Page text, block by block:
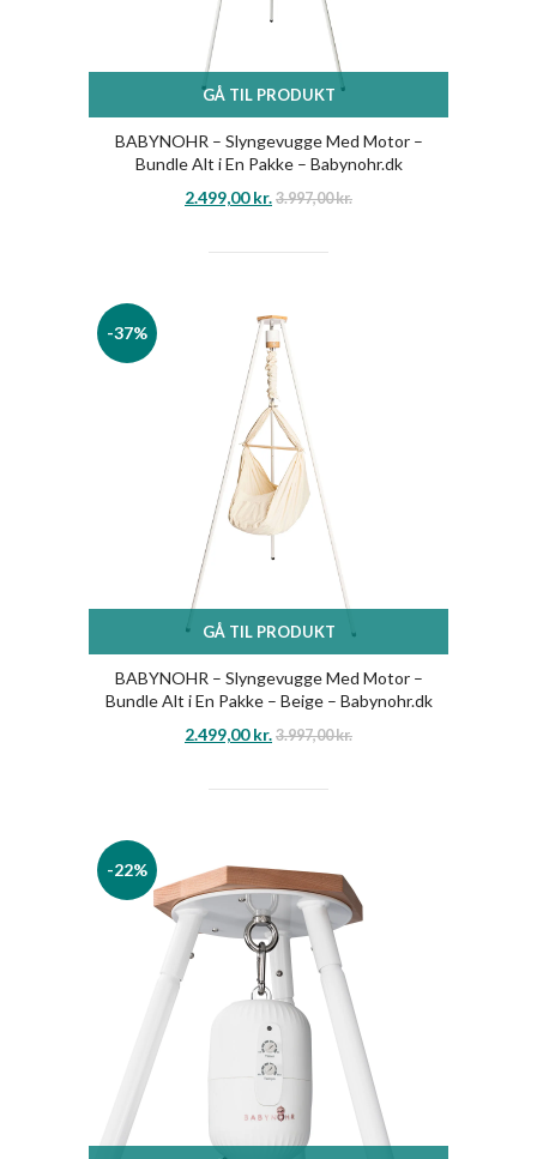
GÅ TIL PRODUKT
BABYNOHR – Slyngevugge Med Motor –
Bundle Alt i En Pakke – Babynohr.dk
2.499,00kr. 3.997,00kr.
-37%
GÅ TIL PRODUKT
BABYNOHR – Slyngevugge Med Motor –
Bundle Alt i En Pakke – Beige – Babynohr.dk
2.499,00kr. 3.997,00kr.
-22%